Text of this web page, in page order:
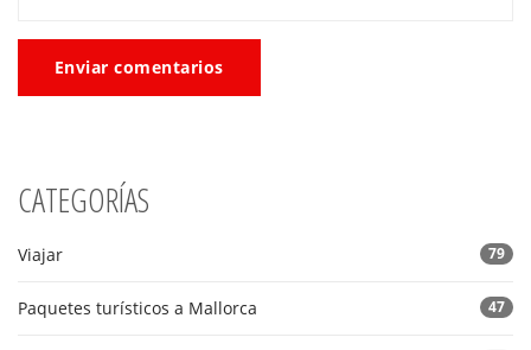
Enviar comentarios
CATEGORÍAS
Viajar 79
Paquetes turísticos a Mallorca 47